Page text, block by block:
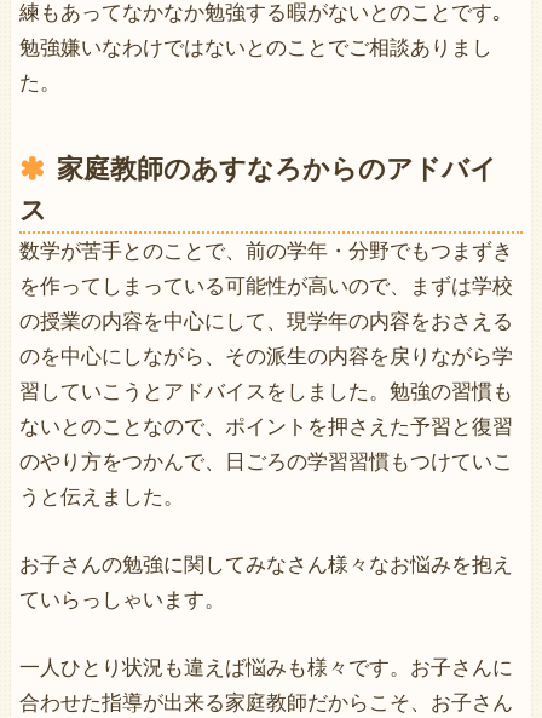
練もあってなかなか勉強する暇がないとのことです｡
勉強嫌いなわけではないとのことでご相談ありまし
た。
家庭教師のあすなろからのアドバイ
ス
数学が苦手とのことで、前の学年・分野でもつまずき
を作ってしまっている可能性が高いので、まずは学校
の授業の内容を中心にして、現学年の内容をおさえる
のを中心にしながら、その派生の内容を戻りながら学
習していこうとアドバイスをしました。勉強の習慣も
ないとのことなので、ポイントを押さえた予習と復習
のやり方をつかんで、日ごろの学習習慣もつけていこ
うと伝えました。
お子さんの勉強に関してみなさん様々なお悩みを抱え
ていらっしゃいます。
一人ひとり状況も違えば悩みも様々です。お子さんに
合わせた指導が出来る家庭教師だからこそ、お子さん